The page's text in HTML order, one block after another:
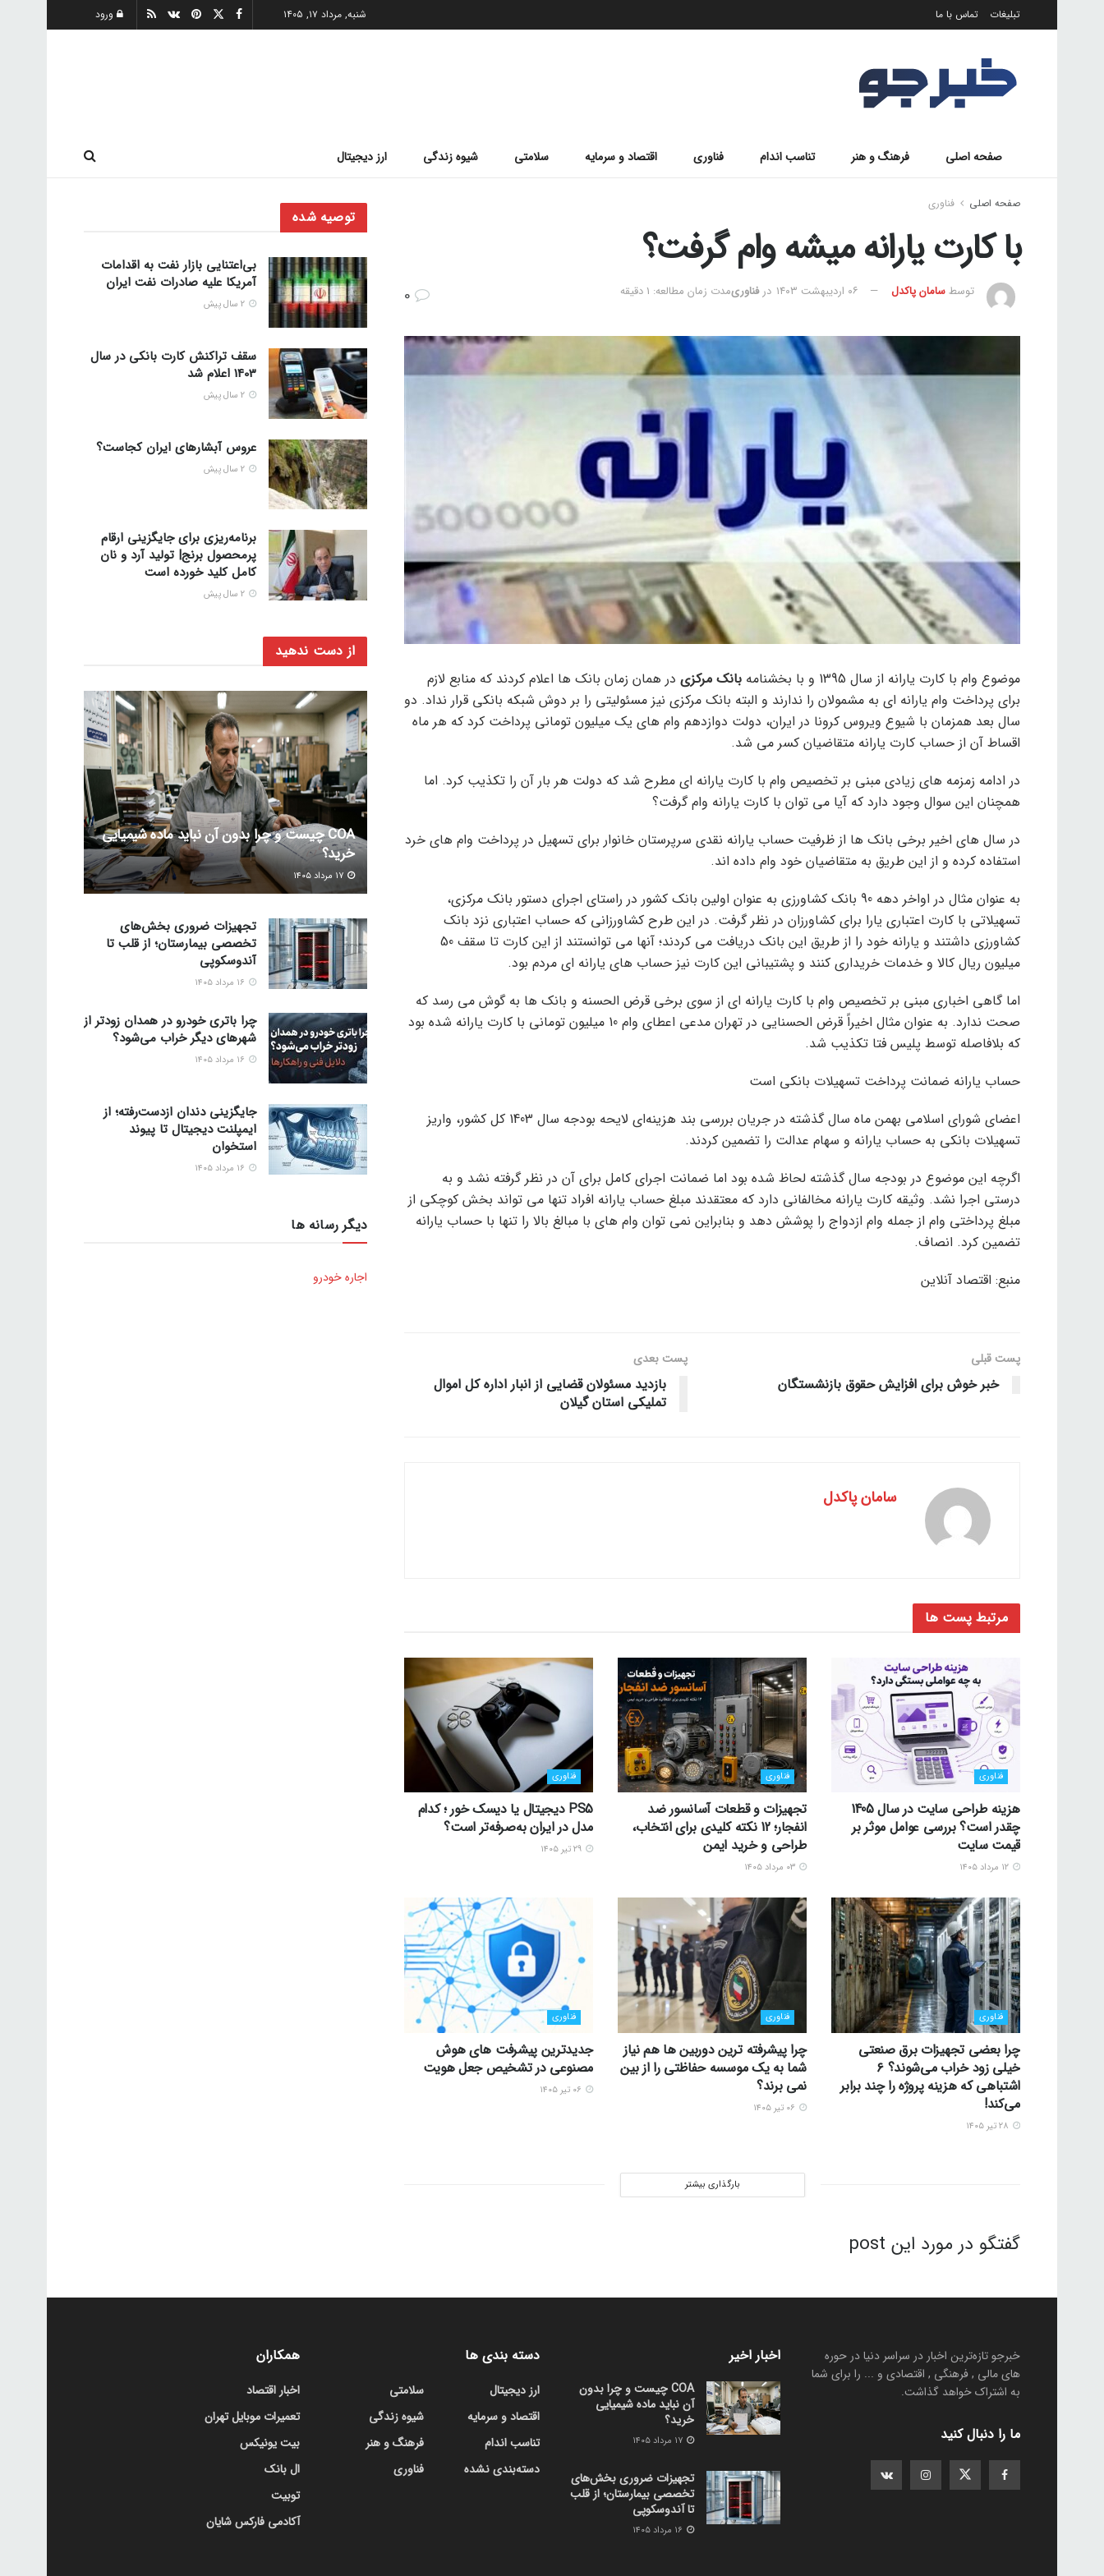
تبلیغات تماس با ما شنبه, مرداد ۱۷, ۱۴۰۵ ورود
صفحه اصلی فرهنگ و هنر تناسب اندام فناوری اقتصاد و سرمایه سلامتی شیوه زندگی ارز دیجیتال
صفحه اصلی فناوری
با کارت یارانه میشه وام گرفت؟
توسطسامان پاکدل ۰۶ اردیبهشت ۱۴۰۳ در فناوریمدت زمان مطالعه: 1 دقیقه
موضوع وام با کارت یارانه از سال 1395 و با بخشنامه بانک مرکزی در همان زمان بانک ها اعلام کردند که منابع لازم
برای پرداخت وام یارانه ای به مشمولان را ندارند و البته بانک مرکزی نیز مسئولیتی را بر دوش شبکه بانکی قرار نداد. دو
سال بعد همزمان با شیوع ویروس کرونا در ایران، دولت دوازدهم وام های یک میلیون تومانی پرداخت کرد که هر ماه
اقساط آن از حساب کارت یارانه متقاضیان کسر می شد.
در ادامه زمزمه های زیادی مبنی بر تخصیص وام با کارت یارانه ای مطرح شد که دولت هر بار آن را تکذیب کرد. اما
همچنان این سوال وجود دارد که آیا می توان با کارت یارانه وام گرفت؟
در سال های اخیر برخی بانک ها از ظرفیت حساب یارانه نقدی سرپرستان خانوار برای تسهیل در پرداخت وام های خرد
استفاده کرده و از این طریق به متقاضیان خود وام داده اند.
به عنوان مثال در اواخر دهه 90 بانک کشاورزی به عنوان اولین بانک کشور در راستای اجرای دستور بانک مرکزی،
تسهیلاتی با کارت اعتباری یارا برای کشاورزان در نظر گرفت. در این طرح کشاورزانی که حساب اعتباری نزد بانک
کشاورزی داشتند و یارانه خود را از طریق این بانک دریافت می کردند؛ آنها می توانستند از این کارت تا سقف 50
میلیون ریال کالا و خدمات خریداری کنند و پشتیبانی این کارت نیز حساب های یارانه ای مردم بود.
اما گاهی اخباری مبنی بر تخصیص وام با کارت یارانه ای از سوی برخی قرض الحسنه و بانک ها به گوش می رسد که
صحت ندارد. به عنوان مثال اخیراً قرض الحسنایی در تهران مدعی اعطای وام 10 میلیون تومانی با کارت یارانه شده بود
که بلافاصله توسط پلیس فتا تکذیب شد.
حساب یارانه ضمانت پرداخت تسهیلات بانکی است
اعضای شورای اسلامی بهمن ماه سال گذشته در جریان بررسی بند هزینه‌ای لایحه بودجه سال 1403 کل کشور، واریز
تسهیلات بانکی به حساب یارانه و سهام عدالت را تضمین کردند.
اگرچه این موضوع در بودجه سال گذشته لحاظ شده بود اما ضمانت اجرای کامل برای آن در نظر گرفته نشد و به
درستی اجرا نشد. وثیقه کارت یارانه مخالفانی دارد که معتقدند مبلغ حساب یارانه افراد تنها می تواند بخش کوچکی از
مبلغ پرداختی وام از جمله وام ازدواج را پوشش دهد و بنابراین نمی توان وام های با مبالغ بالا را تنها با حساب یارانه
تضمین کرد. انصاف.
منبع: اقتصاد آنلاین
پست قبلی
خبر خوش برای افزایش حقوق بازنشستگان
پست‌ بعدی
بازدید مسئولان قضایی از انبار اداره کل اموال
تملیکی استان گیلان
سامان پاکدل
مرتبط پست ها
فناوری
هزینه طراحی سایت در سال 1405
چقدر است؟ بررسی عوامل موثر بر
قیمت سایت
فناوری
تجهیزات و قطعات آسانسور ضد
انفجار؛ 12 نکته کلیدی برای انتخاب،
طراحی و خرید ایمن
فناوری
PS5 دیجیتال یا دیسک خور ؛ کدام
مدل در ایران به‌صرفه‌تر است؟
فناوری
چرا بعضی تجهیزات برق صنعتی
خیلی زود خراب می‌شوند؟ ۶
اشتباهی که هزینه پروژه را چند برابر
می‌کند!
فناوری
چرا پیشرفته ترین دوربین ها هم نیاز
شما به یک موسسه حفاظتی را از بین
نمی برند؟
فناوری
جدیدترین پیشرفت های هوش
مصنوعی در تشخیص جعل هویت
بارگذاری بیشتر
گفتگو در مورد این post
توصیه شده
بی‌اعتنایی بازار نفت به اقدامات
آمریکا علیه صادرات نفت ایران
سقف تراکنش کارت بانکی در سال
1403 اعلام شد
عروس آبشارهای ایران کجاست؟
برنامه‌ریزی برای جایگزینی ارقام
پرمحصول برنج| تولید آرد و نان
کامل کلید خورده است
از دست ندهید
COA چیست و چرا بدون آن نباید ماده شیمیایی
خرید؟
تجهیزات ضروری بخش‌های
تخصصی بیمارستان؛ از قلب تا
آندوسکوپی
چرا باتری خودرو در همدان زودتر از
شهرهای دیگر خراب می‌شود؟
جایگزینی دندان ازدست‌رفته؛ از
ایمپلنت دیجیتال تا پیوند
استخوان
دیگر رسانه ها
اجاره خودرو
خبرجو تازه‌ترین اخبار در سراسر دنیا در حوره
های مالی , فرهنگی , اقتصادی و ... را برای شما
به اشتراک خواهد گذاشت.
ما را دنبال کنید
اخبار اخیر
COA چیست و چرا بدون
آن نباید ماده شیمیایی
خرید؟
۱۷ مرداد ۱۴۰۵
تجهیزات ضروری بخش‌های
تخصصی بیمارستان؛ از قلب
تا آندوسکوپی
دسته بندی ها
ارز دیجیتال
اقتصاد و سرمایه
تناسب اندام
دسته‌بندی نشده
سلامتی
شیوه زندگی
فرهنگ و هنر
فناوری
همکاران
اخبار اقتصاد
تعمیرات موبایل تهران
بیت یونیکس
ال بانک
توبیت
آکادمی فارکس شایان